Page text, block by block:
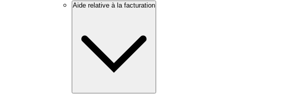
Aide relative à la facturation